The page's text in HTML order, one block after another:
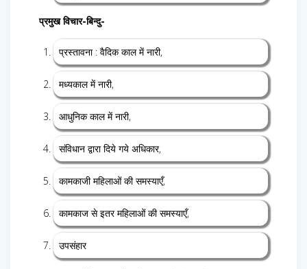
प्रमुख विचार-बिन्दु-
प्रस्तावना : वैदिक काल में नारी,
मध्यकाल में नारी,
आधुनिक काल में नारी,
संविधान द्वारा दिये गये अधिकार,
कामकाजी महिलाओं की समस्याएँ,
कामकाज से इतर महिलाओं की समस्याएँ,
उपसंहार